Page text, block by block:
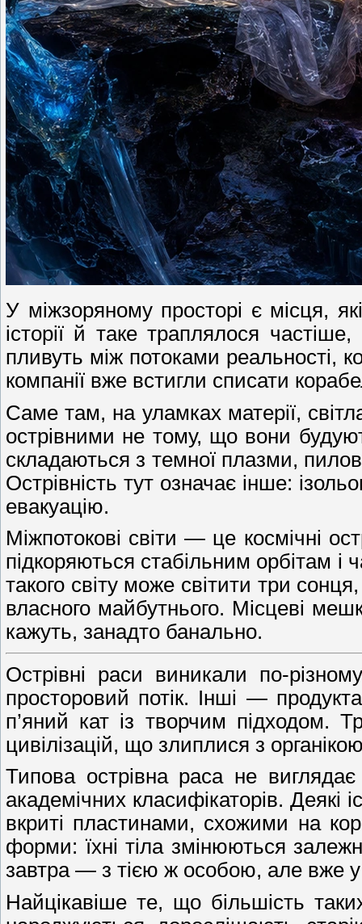
У міжзоряному просторі є місця,
історії й таке траплялося
пливуть між потоками реальності,
компанії вже встигли списати
Саме там, на уламках матерії,
острівними не тому, що вони
складаються з темної плазми,
Острівність тут означає інше:
евакуацію.
Міжпотокові світи — це космічні
підкоряються стабільним орбітам і
такого світу може світити три
власного майбутнього. Місцеві
кажуть, занадто банально.
Острівні раси виникали по-
просторовий потік. Інші —
п’яний кат із творчим підходом.
цивілізацій, що злиплися з
Типова острівна раса не
академічних класифікаторів. Деякі
вкриті пластинами, схожими на
форми: їхні тіла змінюються
завтра — з тією ж особою, але вже у
Найцікавіше те, що більшість